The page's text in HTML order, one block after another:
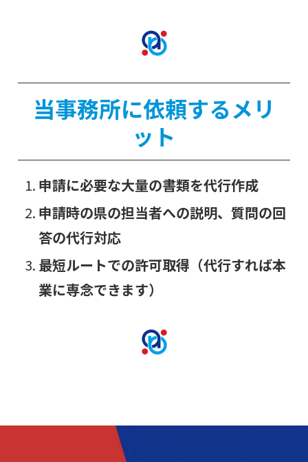
当事務所に依頼するメリ
ット
申請に必要な大量の書類を代行作成
申請時の県の担当者への説明、質問の回
答の代行対応
最短ルートでの許可取得（代行すれば本
業に専念できます）